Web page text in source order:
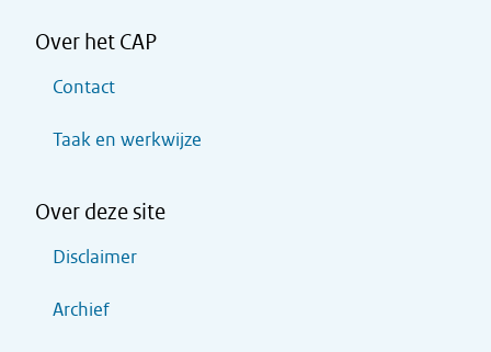
Over het CAP
Contact
Taak en werkwijze
Over deze site
Disclaimer
Archief